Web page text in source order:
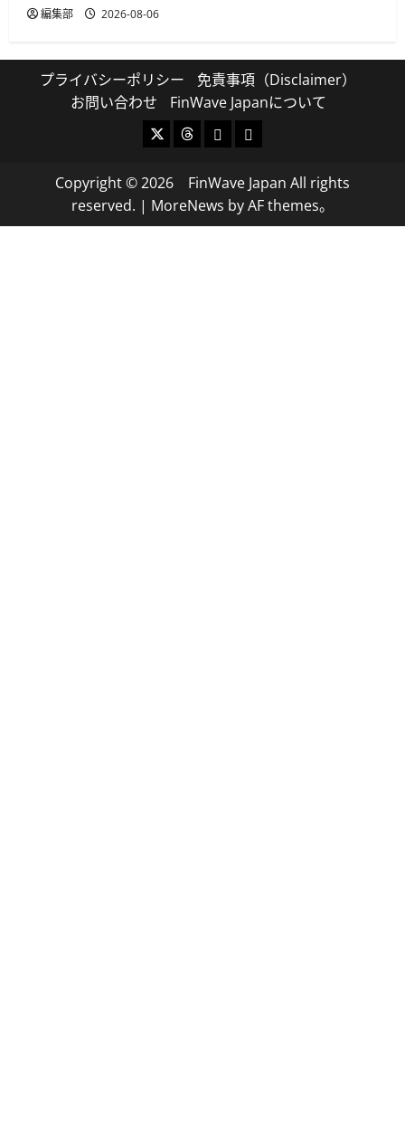
編集部 2026-08-06
プライバシーポリシー
免責事項（Disclaimer）
お問い合わせ
FinWave Japanについて
X ThreadsBlueskyMastodon
Copyright © 2026 FinWave Japan All rights
reserved. | MoreNews by AF themes。